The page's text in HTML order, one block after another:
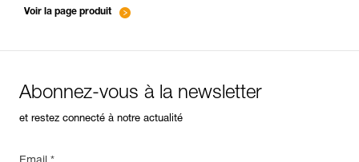
Voir la page produit
Abonnez-vous à la newsletter
et restez connecté à notre actualité